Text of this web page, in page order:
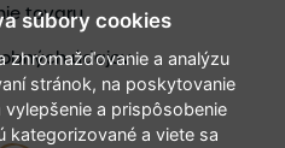
tovaru
údajov
súbory cookies
zhromažďovanie a analýzu
stránok, na poskytovanie
a prispôsobenie
kategorizované a viete sa